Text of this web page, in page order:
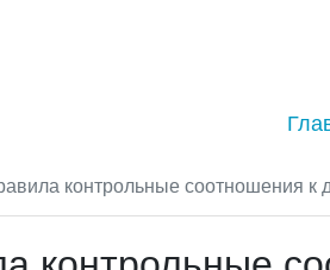
контрольные соотношения к